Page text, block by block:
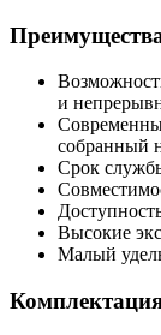
и
собранный
Срок
Высокие
Малый